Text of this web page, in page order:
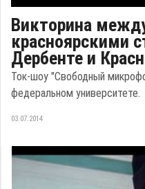
Викторина
красноярскими
Дербенте и
Ток-шоу "Свободный
федеральном университете.
03.07.2014